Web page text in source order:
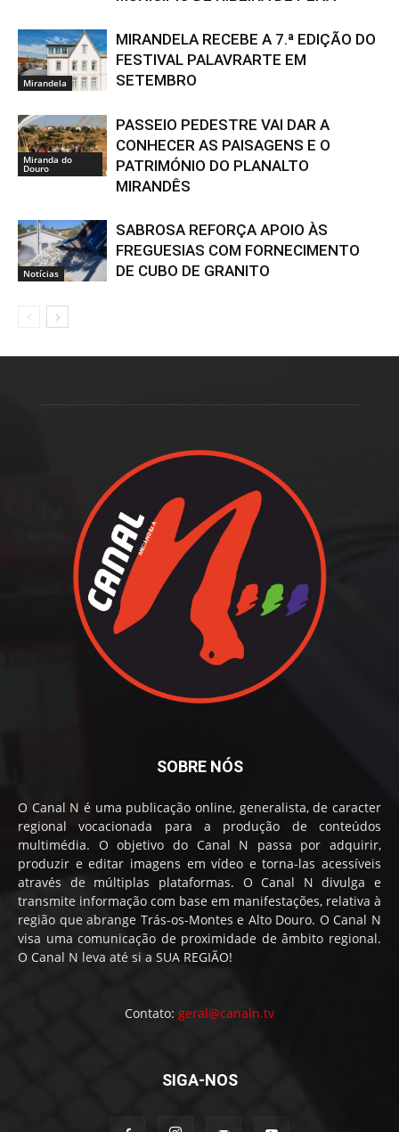
Mirandela
MIRANDELA RECEBE A 7.ª EDIÇÃO DO
FESTIVAL PALAVRARTE EM
SETEMBRO
Miranda do
Douro
PASSEIO PEDESTRE VAI DAR A
CONHECER AS PAISAGENS E O
PATRIMÓNIO DO PLANALTO
MIRANDÊS
Notícias
SABROSA REFORÇA APOIO ÀS
FREGUESIAS COM FORNECIMENTO
DE CUBO DE GRANITO
SOBRE NÓS
O Canal N é uma publicação online, generalista, de caracter
regional vocacionada para a produção de conteúdos
multimédia. O objetivo do Canal N passa por adquirir,
produzir e editar imagens em vídeo e torna-las acessíveis
através de múltiplas plataformas. O Canal N divulga e
transmite informação com base em manifestações, relativa à
região que abrange Trás-os-Montes e Alto Douro. O Canal N
visa uma comunicação de proximidade de âmbito regional.
O Canal N leva até si a SUA REGIÃO!
Contato: geral@canaln.tv
SIGA-NOS